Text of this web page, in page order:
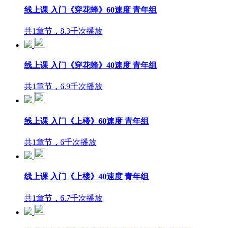
线上课 入门《穿花蜂》60速度 青年组
共1章节，8.3千次播放
线上课 入门《穿花蜂》40速度 青年组
共1章节，6.9千次播放
线上课 入门《上楼》60速度 青年组
共1章节，6千次播放
线上课 入门《上楼》40速度 青年组
共1章节，6.7千次播放